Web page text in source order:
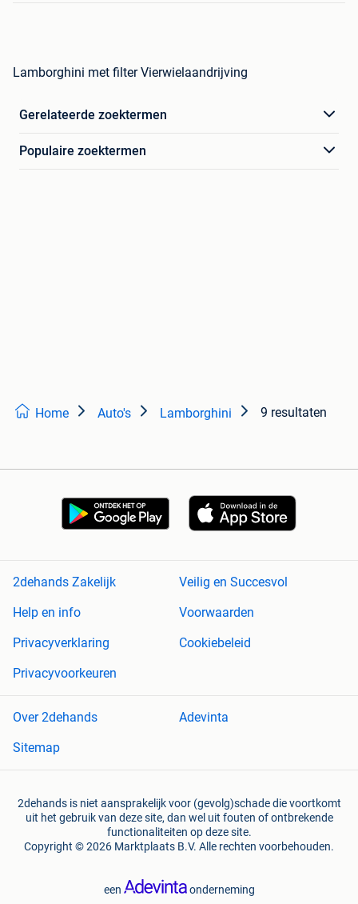
Lamborghini met filter Vierwielaandrijving
Gerelateerde zoektermen
Populaire zoektermen
Home Auto's Lamborghini 9 resultaten
2dehands Zakelijk
Veilig en Succesvol
Help en info
Voorwaarden
Privacyverklaring
Cookiebeleid
Privacyvoorkeuren
Over 2dehands
Adevinta
Sitemap
2dehands is niet aansprakelijk voor (gevolg)schade die voortkomt
uit het gebruik van deze site, dan wel uit fouten of ontbrekende
functionaliteiten op deze site.
Copyright © 2026 Marktplaats B.V. Alle rechten voorbehouden.
een onderneming